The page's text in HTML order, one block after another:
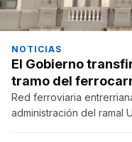
NOTICIAS
El Gobierno
tramo del
Red ferroviaria
administración del ramal